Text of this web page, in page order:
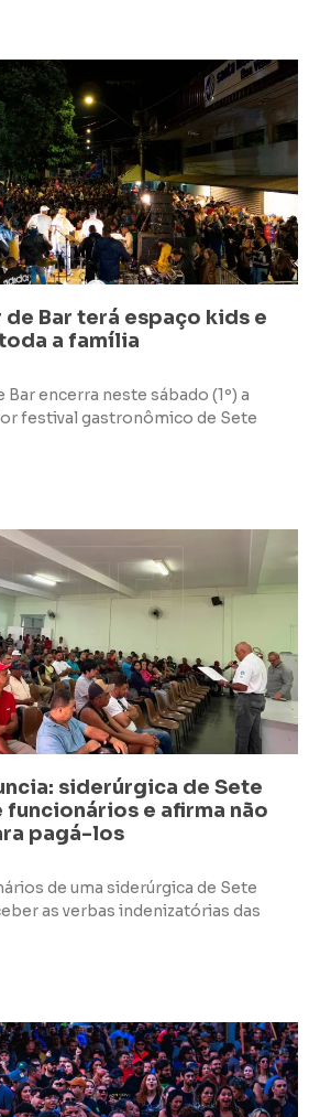
Bar terá espaço kids e
a família
encerra neste sábado (1º) a
festival gastronômico de Sete
siderúrgica de Sete
funcionários e afirma não
pagá-los
de uma siderúrgica de Sete
as verbas indenizatórias das